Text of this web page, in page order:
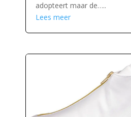
adopteert maar de…..
Lees meer